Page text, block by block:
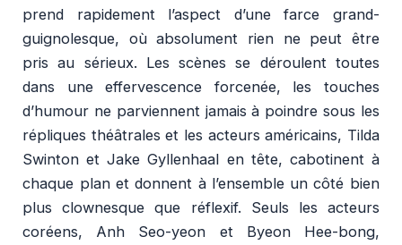
prend rapidement l’aspect d’une farce grand-
guignolesque, où absolument rien ne peut être
pris au sérieux. Les scènes se déroulent toutes
dans une effervescence forcenée, les touches
d’humour ne parviennent jamais à poindre sous les
répliques théâtrales et les acteurs américains, Tilda
Swinton et Jake Gyllenhaal en tête, cabotinent à
chaque plan et donnent à l’ensemble un côté bien
plus clownesque que réflexif. Seuls les acteurs
coréens, Anh Seo-yeon et Byeon Hee-bong,